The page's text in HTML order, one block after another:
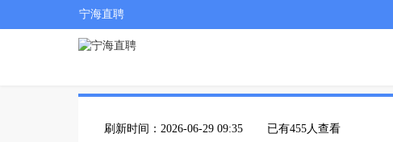
宁海直聘
刷新时间：2026-06-29 09:35 已有455人查看